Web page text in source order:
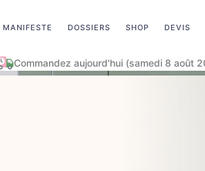
MANIFESTE DOSSIERS SHOP DEVIS
Prix bas toute l’année+